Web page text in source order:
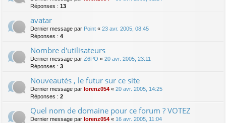
Réponses : 13
avatar
Dernier message par Point « 23 avr. 2005, 08:45
Réponses : 4
Nombre d'utilisateurs
Dernier message par Z6PO « 20 avr. 2005, 23:11
Réponses : 3
Nouveautés , le futur sur ce site
Dernier message par lorenz054 « 20 avr. 2005, 14:25
Réponses : 2
Quel nom de domaine pour ce forum ? VOTEZ
Dernier message par lorenz054 « 16 avr. 2005, 11:04